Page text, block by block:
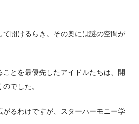
て開けるらき。その奥には謎の空間が
とを最優先したアイドルたちは、開
でした。
るわけですが、スターハーモニー学